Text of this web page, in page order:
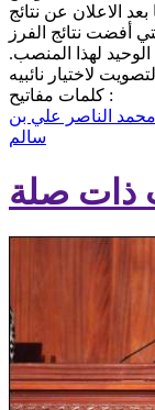
الاعلان عن نتائج
أفضت نتائج الفرز
لهذا المنصب.
كلمات مفاتيح :
محمد الناصر
علي بن
سالم
ذات صلة